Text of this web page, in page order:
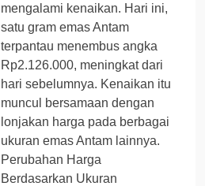
mengalami kenaikan. Hari ini,
satu gram emas Antam
terpantau menembus angka
Rp2.126.000, meningkat dari
hari sebelumnya. Kenaikan itu
muncul bersamaan dengan
lonjakan harga pada berbagai
ukuran emas Antam lainnya.
Perubahan Harga
Berdasarkan Ukuran